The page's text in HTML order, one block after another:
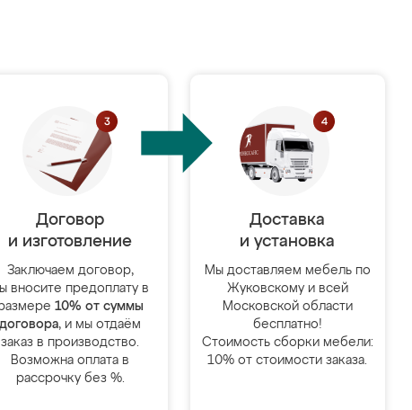
Договор
и изготовление
Заключаем договор,
вносите предоплату в
10% от суммы
договора, и мы отдаём
заказ в производство.
Возможна оплата в
рассрочку без %.
Доставка
и установка
Мы доставляем мебель по
Жуковскому и всей
Московской области
бесплатно!
Стоимость сборки мебели:
10% от стоимости заказа.